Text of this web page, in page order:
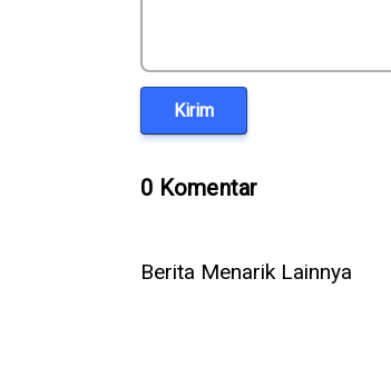
Kirim
0 Komentar
Berita Menarik Lainnya